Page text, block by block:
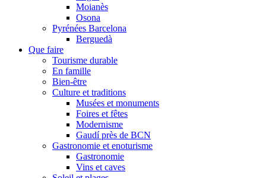
Moianès
Osona
Pyrénées Barcelona
Berguedà
Que faire
Tourisme durable
En famille
Bien-être
Culture et traditions
Musées et monuments
Foires et fêtes
Modernisme
Gaudí près de BCN
Gastronomie et enoturisme
Gastronomie
Vins et caves